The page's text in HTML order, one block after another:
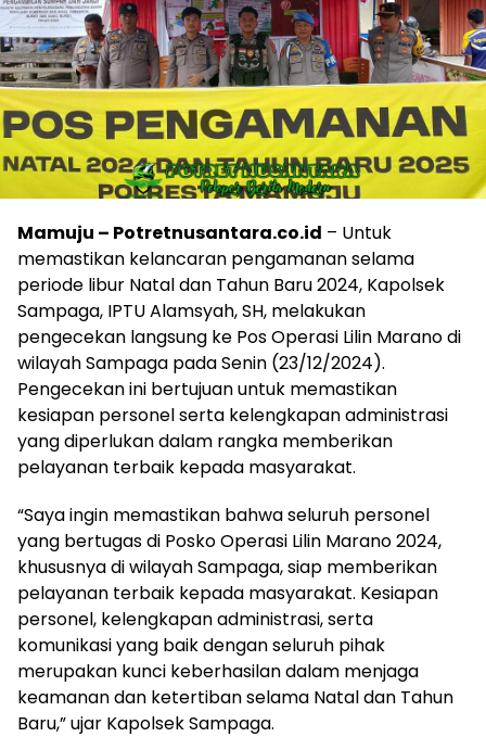
Mamuju – Potretnusantara.co.id – Untuk
memastikan kelancaran pengamanan selama
periode libur Natal dan Tahun Baru 2024, Kapolsek
Sampaga, IPTU Alamsyah, SH, melakukan
pengecekan langsung ke Pos Operasi Lilin Marano di
wilayah Sampaga pada Senin (23/12/2024).
Pengecekan ini bertujuan untuk memastikan
kesiapan personel serta kelengkapan administrasi
yang diperlukan dalam rangka memberikan
pelayanan terbaik kepada masyarakat.
“Saya ingin memastikan bahwa seluruh personel
yang bertugas di Posko Operasi Lilin Marano 2024,
khususnya di wilayah Sampaga, siap memberikan
pelayanan terbaik kepada masyarakat. Kesiapan
personel, kelengkapan administrasi, serta
komunikasi yang baik dengan seluruh pihak
merupakan kunci keberhasilan dalam menjaga
keamanan dan ketertiban selama Natal dan Tahun
Baru,” ujar Kapolsek Sampaga.